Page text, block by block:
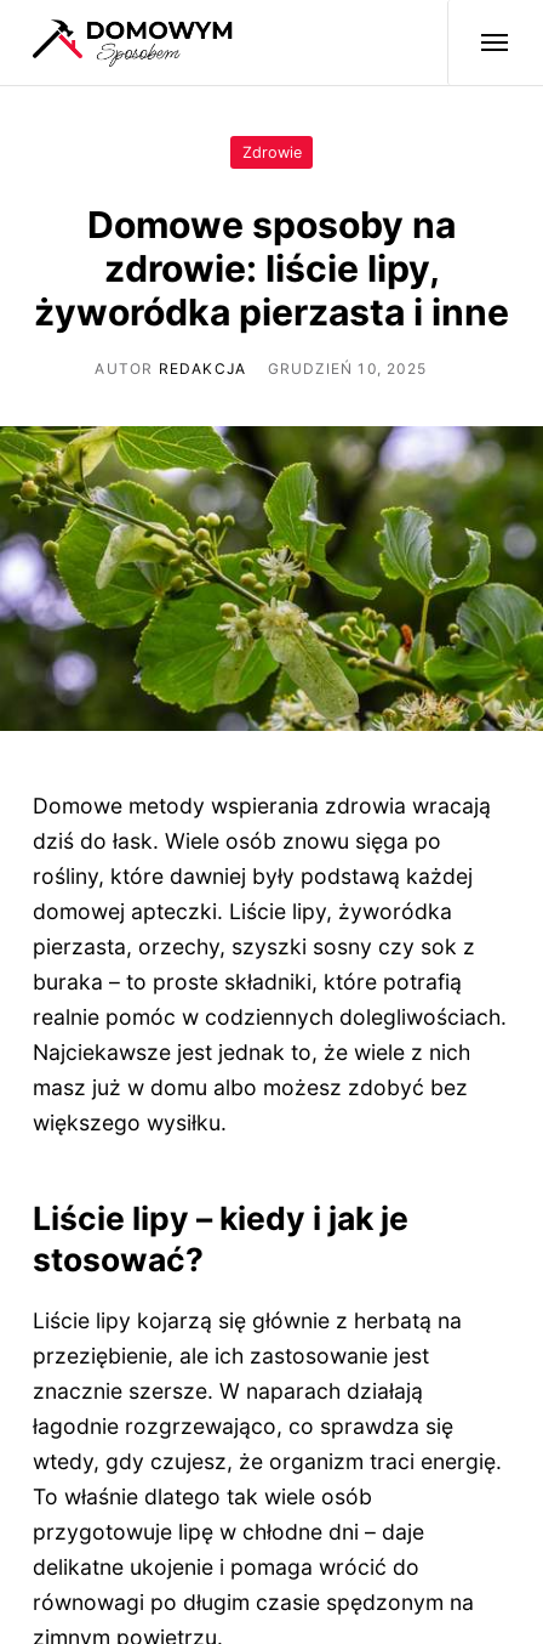
Zdrowie
Domowe sposoby na
zdrowie: liście lipy,
żyworódka pierzasta i inne
AUTOR REDAKCJA GRUDZIEŃ 10, 2025
Domowe metody wspierania zdrowia wracają
dziś do łask. Wiele osób znowu sięga po
rośliny, które dawniej były podstawą każdej
domowej apteczki. Liście lipy, żyworódka
pierzasta, orzechy, szyszki sosny czy sok z
buraka – to proste składniki, które potrafią
realnie pomóc w codziennych dolegliwościach.
Najciekawsze jest jednak to, że wiele z nich
masz już w domu albo możesz zdobyć bez
większego wysiłku.
Liście lipy – kiedy i jak je
stosować?
Liście lipy kojarzą się głównie z herbatą na
przeziębienie, ale ich zastosowanie jest
znacznie szersze. W naparach działają
łagodnie rozgrzewająco, co sprawdza się
wtedy, gdy czujesz, że organizm traci energię.
To właśnie dlatego tak wiele osób
przygotowuje lipę w chłodne dni – daje
delikatne ukojenie i pomaga wrócić do
równowagi po długim czasie spędzonym na
zimnym powietrzu.